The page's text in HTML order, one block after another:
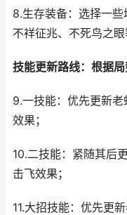
8.生存装备：选择一
不祥征兆、不死鸟之眼
技能更新路线：根据
9.一技能：优先更新
效果；
10.二技能：紧随其后
击飞效果；
11.大招技能：优先更